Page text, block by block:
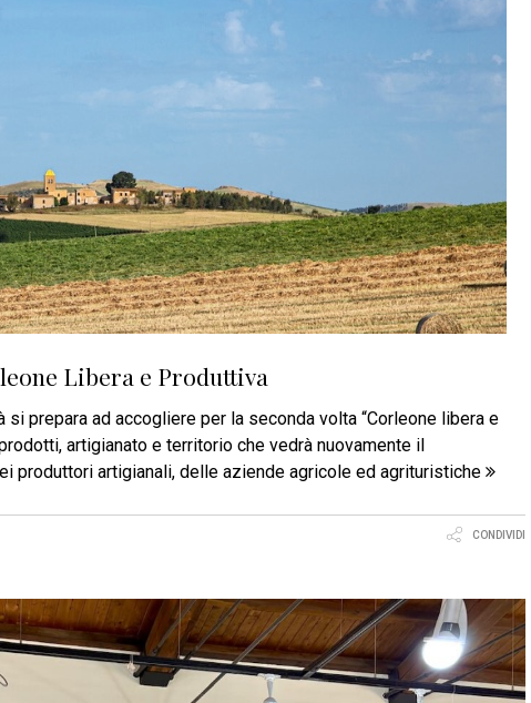
Libera e Produttiva
prepara ad accogliere per la seconda volta “Corleone libera e
artigianato e territorio che vedrà nuovamente il
produttori artigianali, delle aziende agricole ed agrituristiche
CONDIVIDI